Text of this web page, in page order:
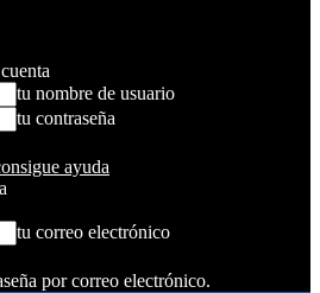
tu nombre de usuario
tu contraseña
ayuda
tu correo electrónico
por correo electrónico.